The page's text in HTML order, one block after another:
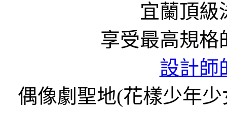
宜蘭頂
享受最高規格
設計師
偶像劇聖地(花樣少年